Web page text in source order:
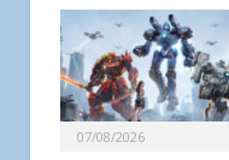
07/08/2026